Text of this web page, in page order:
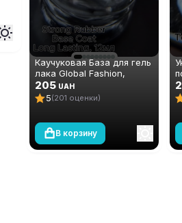
Каучуковая База для гель
лака Global Fashion,
Strong Long Lasting Base
Coat 12 мл
205 UAH
5(201 оценки)
В корзину